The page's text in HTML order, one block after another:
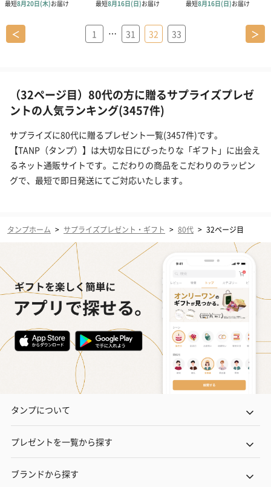
＜ 1 … 31 32 33 ＞
（32ページ目）80代の方に贈るサプライズプレゼ
ントの人気ランキング(3457件)
サプライズに80代に贈るプレゼント一覧(3457件)です。
【TANP（タンプ）】は大切な日にぴったりな「ギフト」に出会え
るネット通販サイトです。こだわりの商品をこだわりのラッピン
グで、最短で即日発送にてご対応いたします。
タンプホーム > サプライズプレゼント・ギフト > 80代 > 32ページ目
タンプについて
プレゼントを一覧から探す
ブランドから探す